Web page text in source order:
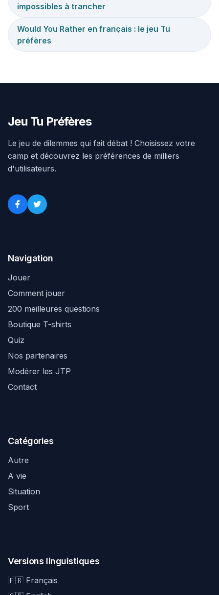
impossibles à trancher
Would You Rather en français : le jeu Tu
préfères
Jeu Tu Préfères
Le jeu de dilemmes qui fait débat ! Choisissez votre
camp et découvrez les préférences de milliers
d'utilisateurs.
Navigation
Jouer
Comment jouer
200 meilleures questions
Boutique T-shirts
Quiz
Nos partenaires
Modérer les JTP
Contact
Catégories
Autre
A vie
Situation
Sport
Versions linguistiques
🇫🇷 Français